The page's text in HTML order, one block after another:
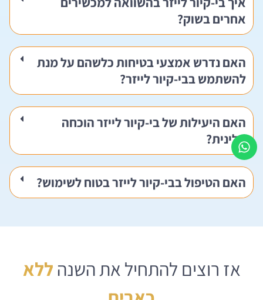
אחרים בשוק?
האם נדרש אמצעי בטיחות כלשהם על מנת
להשתמש בבי-קיור לייזר?
האם היעילות של בי-קיור לייזר הוכחה
קלינית?
האם הטיפול בבי-קיור לייזר בטוח לשימוש?
אז רוצים להתחיל את השנה ללא